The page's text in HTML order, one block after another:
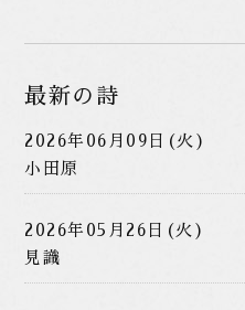
最新の詩
2026年06月09日(火)
小田原
2026年05月26日(火)
見識